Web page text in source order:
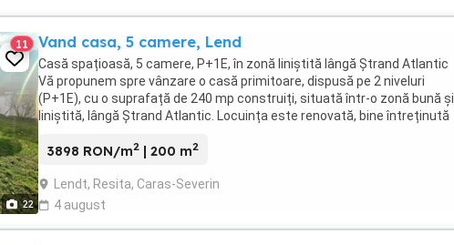
22
11 Vand casa, 5 camere, Lend
Casă spațioasă, 5 camere, P+1E, în zonă liniștită lângă Ștrand Atlantic
Vă propunem spre vânzare o casă primitoare, dispusă pe 2 niveluri
(P+1E), cu o suprafață de 240 mp construiți, situată într-o zonă bună și
liniștită, lângă Ștrand Atlantic. Locuința este renovată, bine întreținută
3898 RON/m2 | 200 m2
Lendt, Resita, Caras-Severin
4 august